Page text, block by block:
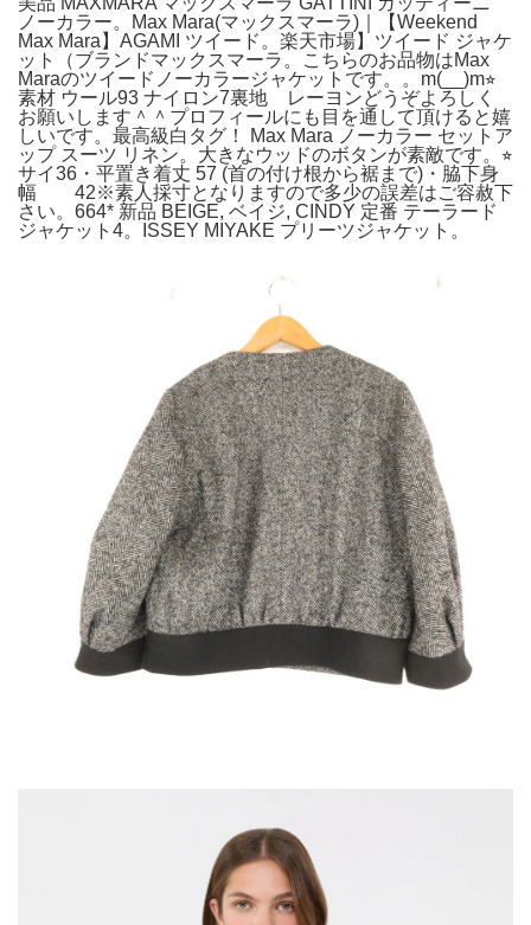
ノーカラー。Max Mara(マックスマーラ)｜【Weekend
Max Mara】AGAMI ツイード。楽天市場】ツイード ジャケ
ット（ブランドマックスマーラ。こちらのお品物はMax
Maraのツイードノーカラージャケットです。。m(__)m⭐︎
素材 ウール93 ナイロン7裏地 レーヨンどうぞよろしく
お願いします＾＾プロフィールにも目を通して頂けると嬉
しいです。最高級白タグ！ Max Mara ノーカラー セットア
ップ スーツ リネン。大きなウッドのボタンが素敵です。⭐︎
サイ36・平置き着丈 57 (首の付け根から裾まで)・脇下身
幅 42※素人採寸となりますので多少の誤差はご容赦下
さい。664* 新品 BEIGE, ベイジ, CINDY 定番 テーラード
ジャケット4。ISSEY MIYAKE プリーツジャケット。